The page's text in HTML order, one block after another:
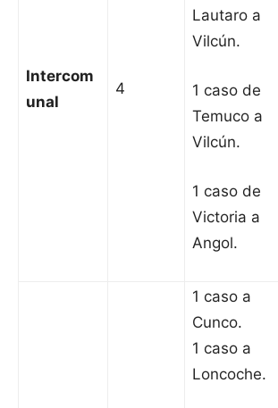
Intercom
unal
4
Lautaro a
Vilcún.
1 caso de
Temuco a
Vilcún.
1 caso de
Victoria a
Angol.
1 caso a
Cunco.
1 caso a
Loncoche.